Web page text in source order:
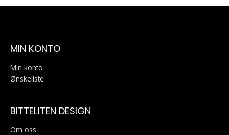
MIN KONTO
Min konto
Ønskeliste
BITTELITEN DESIGN
Om oss